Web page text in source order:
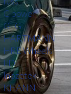
G power
GFG
HARTMANN
HRE Wheels
IID
Inozetek
KHANN